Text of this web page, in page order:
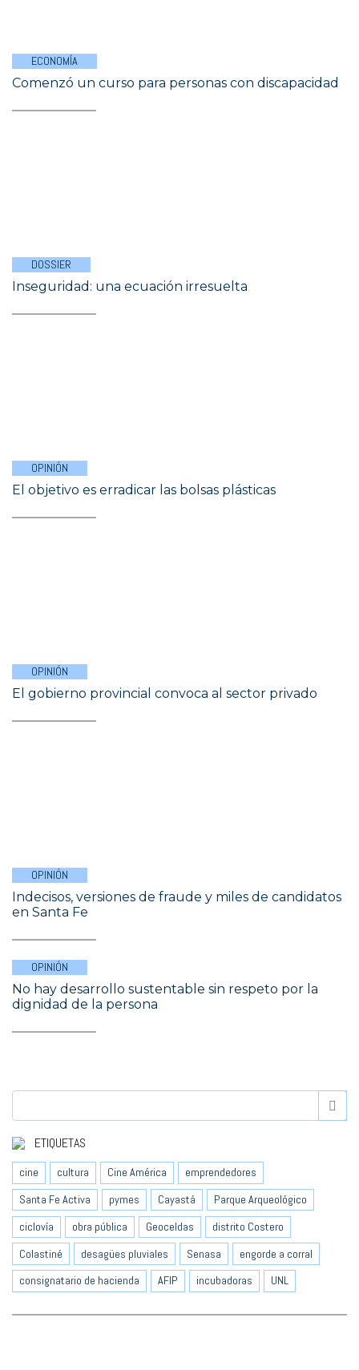
ECONOMÍA
Comenzó un curso para personas con discapacidad
DOSSIER
Inseguridad: una ecuación irresuelta
OPINIÓN
El objetivo es erradicar las bolsas plásticas
OPINIÓN
El gobierno provincial convoca al sector privado
OPINIÓN
Indecisos, versiones de fraude y miles de candidatos
en Santa Fe
OPINIÓN
No hay desarrollo sustentable sin respeto por la
dignidad de la persona
ETIQUETAS
cine cultura Cine América
emprendedores
Santa Fe Activa
pymes Cayastá
Parque Arqueológico
ciclovía
obra pública Geoceldas
distrito Costero
Colastiné
desagües pluviales Senasa
engorde a corral
consignatario de hacienda
AFIP incubadoras UNL